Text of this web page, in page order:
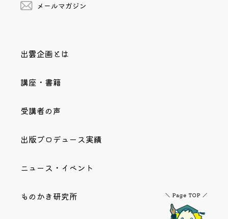
メールマガジン
出雲企画とは
講座・書籍
受講者の声
出版プロデュース実績
ニュース・イベント
ものかき研究所